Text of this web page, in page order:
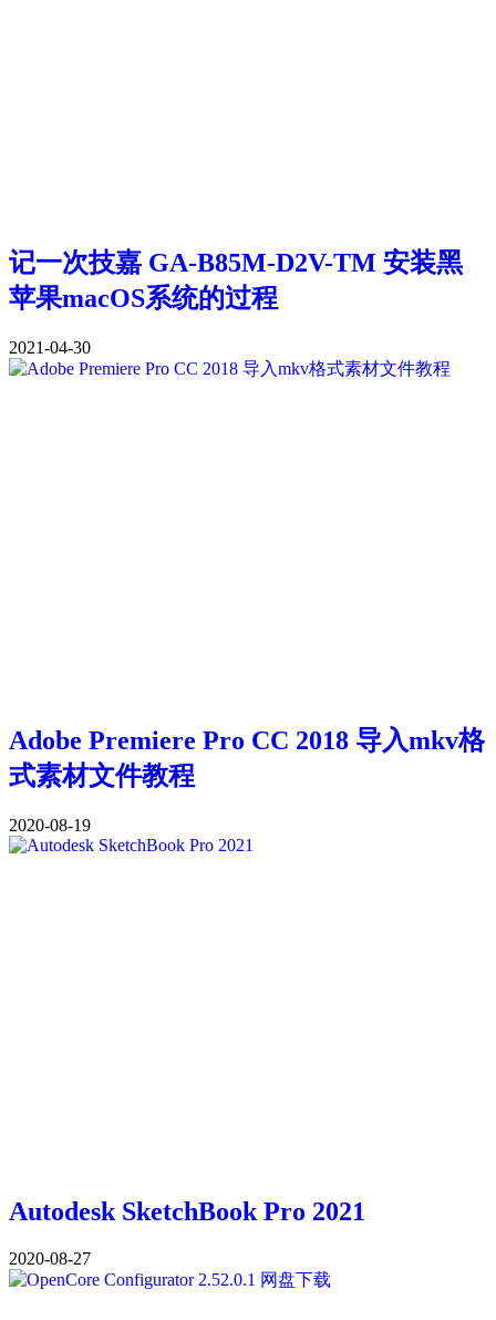
记一次技嘉 GA-B85M-D2V-TM 安装黑
苹果macOS系统的过程
2021-04-30
Adobe Premiere Pro CC 2018 导入mkv格
式素材文件教程
2020-08-19
Autodesk SketchBook Pro 2021
2020-08-27